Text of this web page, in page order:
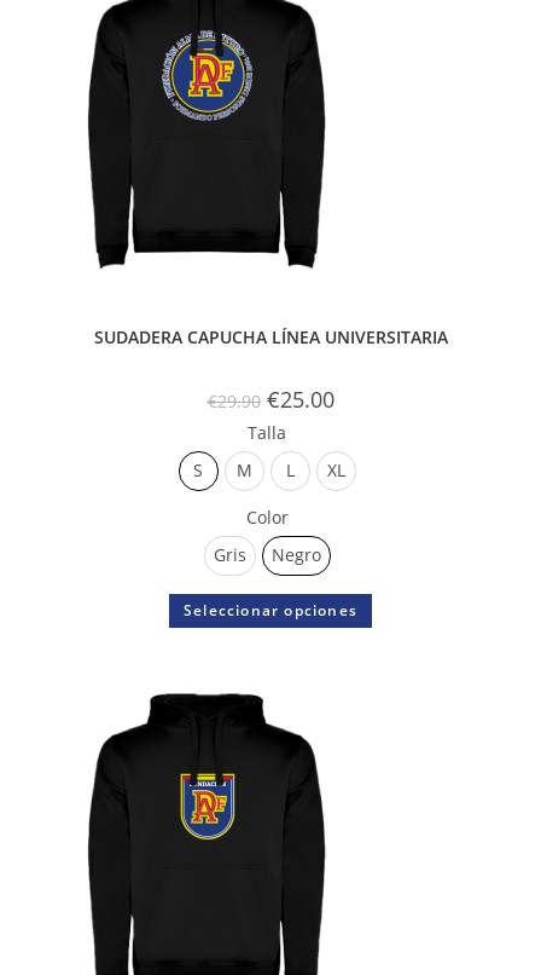
SUDADERA CAPUCHA LÍNEA UNIVERSITARIA
€29.90 €25.00
Talla
S
M L XL
Color
Gris
Negro
Seleccionar opciones